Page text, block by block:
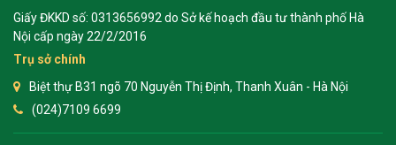
Giấy ĐKKD số: 0313656992 do Sở kế hoạch đầu tư thành phố Hà
Nội cấp ngày 22/2/2016
Trụ sở chính
Biệt thự B31 ngõ 70 Nguyễn Thị Định, Thanh Xuân - Hà Nội
(024)7109 6699